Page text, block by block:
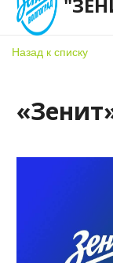
Назад к списку